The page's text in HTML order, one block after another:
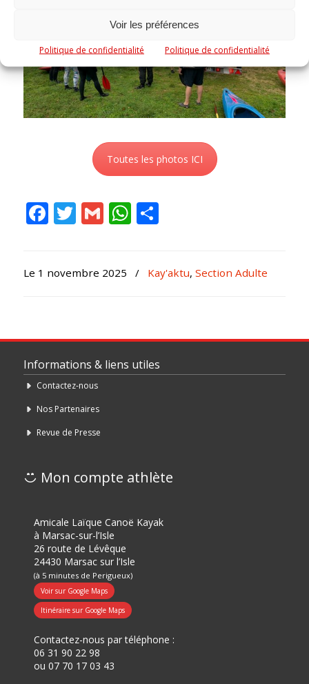
Voir les préférences
Politique de confidentialité Politique de confidentialité
Toutes les photos ICI
Facebook
Twitter
GmailWhatsApp
Le 1 novembre 2025 / Kay'aktu, Section Adulte
Informations & liens utiles
Contactez-nous
Nos Partenaires
Revue de Presse
Mon compte athlète
Amicale Laïque Canoë Kayak
à Marsac-sur-l’Isle
26 route de Lévêque
24430 Marsac sur l’Isle
(à 5 minutes de Perigueux)
Voir sur Google Maps
Itinéraire sur Google Maps
Contactez-nous par téléphone :
06 31 90 22 98
ou 07 70 17 03 43